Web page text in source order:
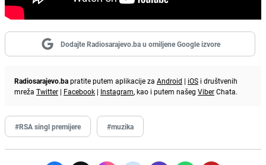
Dodajte Radiosarajevo.ba u omiljene Google izvore
Radiosarajevo.bapratite putem aplikacije za Android | iOS i društvenih
mreža Twitter | Facebook | Instagram, kao i putem našeg ViberChata.
#RSA singl premijere #muzika